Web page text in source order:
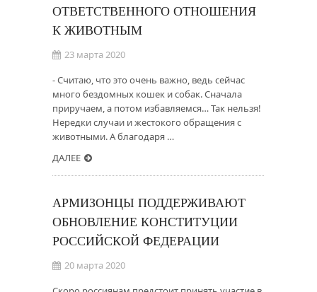
ОТВЕТСТВЕННОГО ОТНОШЕНИЯ
К ЖИВОТНЫМ
23 марта 2020
- Считаю, что это очень важно, ведь сейчас
много бездомных кошек и собак. Сначала
приручаем, а потом избавляемся… Так нельзя!
Нередки случаи и жестокого обращения с
животными. А благодаря …
ДАЛЕЕ
АРМИЗОНЦЫ ПОДДЕРЖИВАЮТ
ОБНОВЛЕНИЕ КОНСТИТУЦИИ
РОССИЙСКОЙ ФЕДЕРАЦИИ
20 марта 2020